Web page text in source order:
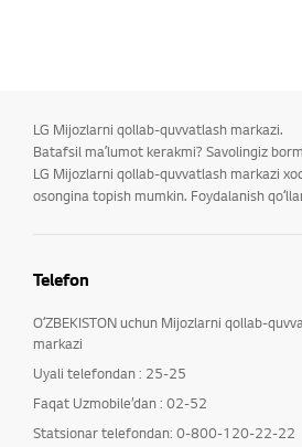
LG Mijozlarni qollab-quvvatlash markazi.
Batafsil maʼlumot kerakmi? Savolingiz
LG Mijozlarni qollab-quvvatlash markazi
osongina topish mumkin. Foydalanish
Telefon
OʻZBEKISTON uchun Mijozlarni qollab-
markazi
Uyali telefondan : 25-25
Faqat Uzmobile’dan : 02-52
Statsionar telefondan: 0-800-120-22-22